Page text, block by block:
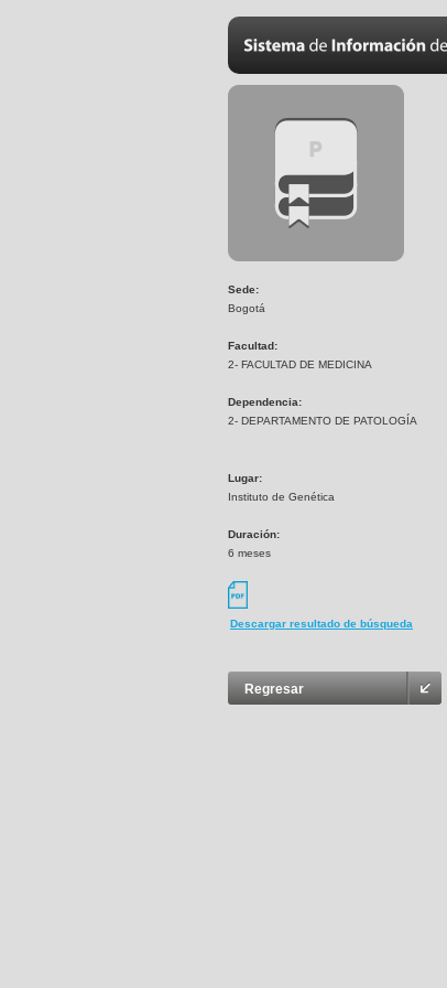
Sede:
Bogotá
Facultad:
2- FACULTAD DE MEDICINA
Dependencia:
2- DEPARTAMENTO DE PATOLOGÍA
Lugar:
Instituto de Genética
Duración:
6 meses
Descargar resultado de búsqueda
Regresar